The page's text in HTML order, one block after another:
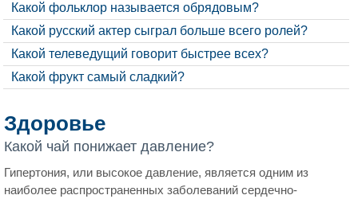
Какой фольклор называется обрядовым?
Какой русский актер сыграл больше всего ролей?
Какой телеведущий говорит быстрее всех?
Какой фрукт самый сладкий?
Здоровье
Какой чай понижает давление?
Гипертония, или высокое давление, является одним из
наиболее распространенных заболеваний сердечно-